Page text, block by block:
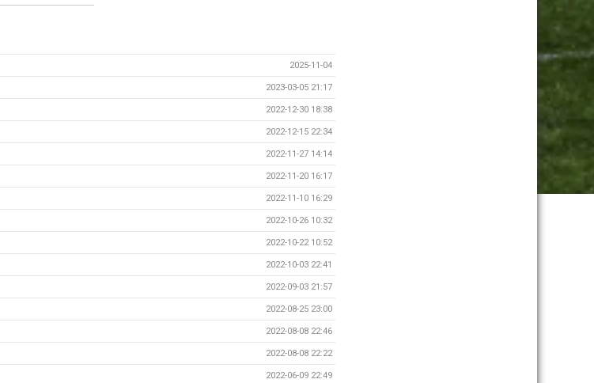
2025-11-04
2023-03-05 21:17
2022-12-30 18:38
2022-12-15 22:34
2022-11-27 14:14
2022-11-20 16:17
2022-11-10 16:29
2022-10-26 10:32
2022-10-22 10:52
2022-10-03 22:41
2022-09-03 21:57
2022-08-25 23:00
2022-08-08 22:46
2022-08-08 22:22
2022-06-09 22:49